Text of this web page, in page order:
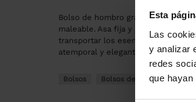
Esta
Las
y analizar
redes
que
Bolso de hombro grande de piel
maleable. Asa fija y ajustable. El
transportar los esenciales,
atemporal y elegante a cualquier
Bolsos Bolsos de Hombro